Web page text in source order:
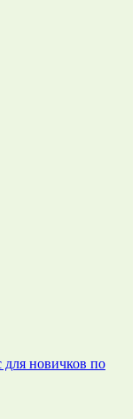
новичков по